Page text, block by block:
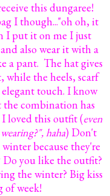
this dungaree!
I though..."oh oh, it
I put it on me I just
also wear it with a
a pant. The hat gives
the heels, scarf
touch. I know
combination has
I loved this outfit (even
haha) Don't
because they're
you like the outfit?
the winter? Big kiss
of week!